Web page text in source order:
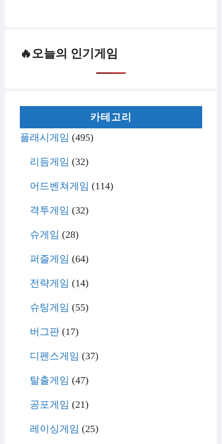
🔥오늘의 인기게임
카테고리
플래시게임 (495)
리듬게임 (32)
어드벤쳐게임 (114)
격투게임 (32)
슈게임 (28)
퍼즐게임 (64)
전략게임 (14)
슈팅게임 (55)
버그판 (17)
디펜스게임 (37)
탈출게임 (47)
공포게임 (21)
레이싱게임 (25)